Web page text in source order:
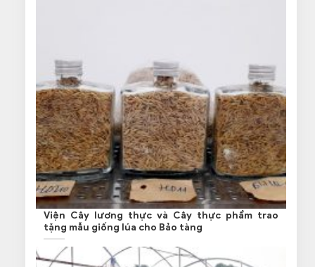
Viện Cây lương thực và Cây thực phẩm trao
tặng mẫu giống lúa cho Bảo tàng